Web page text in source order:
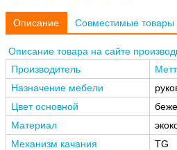
Описание Совместимые товары
Описание товара на сайте
Производитель
Назначение мебели
Цвет основной
Материал
Механизм качания
TG